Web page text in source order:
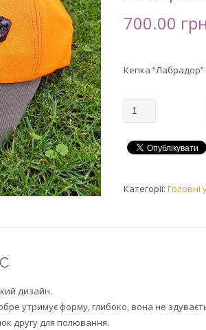
700.00 грн
Кепка
Категорії: Головні
дизайн.
утримує форму, глибоко, вона не
другу для полювання.